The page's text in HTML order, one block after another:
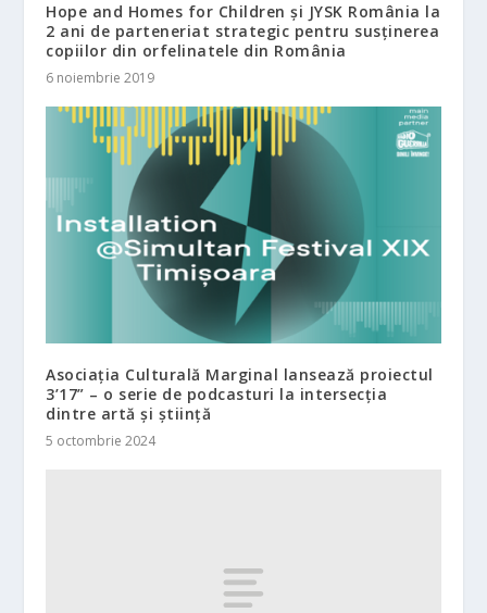
Hope and Homes for Children și JYSK România la
2 ani de parteneriat strategic pentru susținerea
copiilor din orfelinatele din România
6 noiembrie 2019
Asociația Culturală Marginal lansează proiectul
3’17” – o serie de podcasturi la intersecția
dintre artă și știință
5 octombrie 2024